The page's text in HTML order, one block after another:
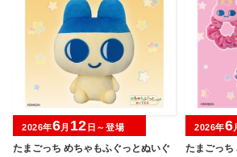
たまごっち めちゃもふぐっとぬいぐ
2026年6月 12 日～登場
たまごっち
2026年6